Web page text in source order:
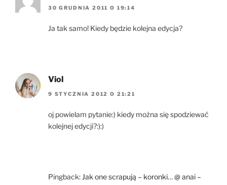
30 GRUDNIA 2011 O 19:14
Ja tak samo! Kiedy będzie kolejna edycja?
Viol
9 STYCZNIA 2012 O 21:21
oj powielam pytanie:) kiedy można się spodziewać
kolejnej edycji?:):)
Pingback: Jak one scrapują – koronki… @ anai –